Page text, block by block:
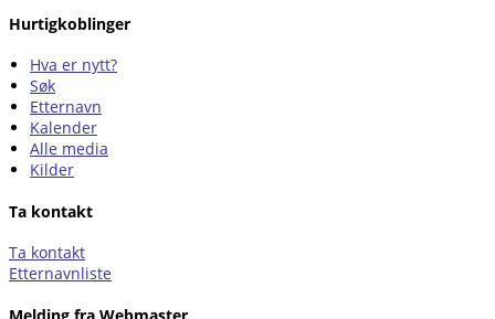
Hurtigkoblinger
Hva er nytt?
Søk
Etternavn
Kalender
Alle media
Kilder
Ta kontakt
Ta kontakt
Etternavnliste